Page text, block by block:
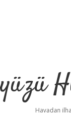
Havadan